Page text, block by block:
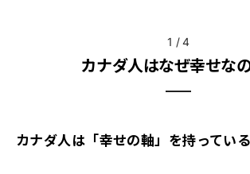
1 /4
カナダ人はなぜ幸せな
カナダ人は「幸せの軸」を持っている